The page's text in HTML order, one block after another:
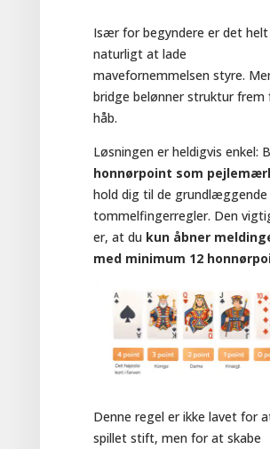
Især for begyndere er det helt
naturligt at lade
mavefornemmelsen styre.
bridge belønner struktur frem
håb.
Løsningen er heldigvis enkel:
honnørpoint som
hold dig til de grundlæggende
tommelfingerregler. Den
er, at du kun åbner
med minimum 12
Denne regel er ikke lavet for
spillet stift, men for at skabe